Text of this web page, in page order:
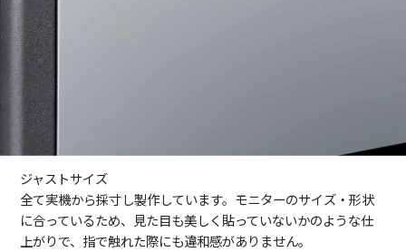
ジャストサイズ
全て実機から採寸し製作しています。モニターのサイズ・形状
に合っているため、見た目も美しく貼っていないかのような仕
上がりで、指で触れた際にも違和感がありません。